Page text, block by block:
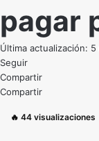
pagar
Última actualización:
Seguir
Compartir
Compartir
🔥 44 visualizaciones